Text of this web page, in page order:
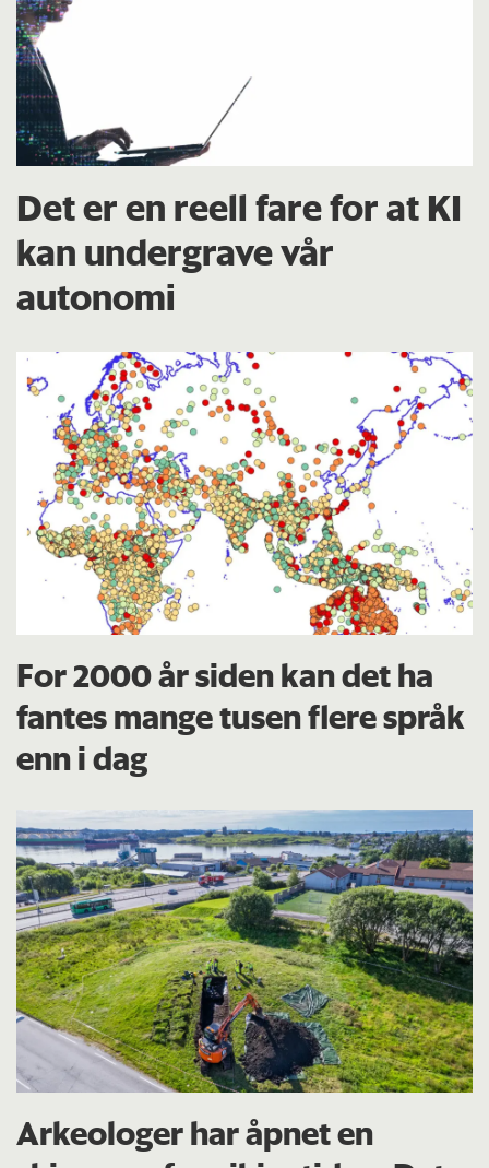
Det er en reell fare for at KI
kan undergrave vår
autonomi
For 2000 år siden kan det ha
fantes mange tusen flere språk
enn i dag
Arkeologer har åpnet en